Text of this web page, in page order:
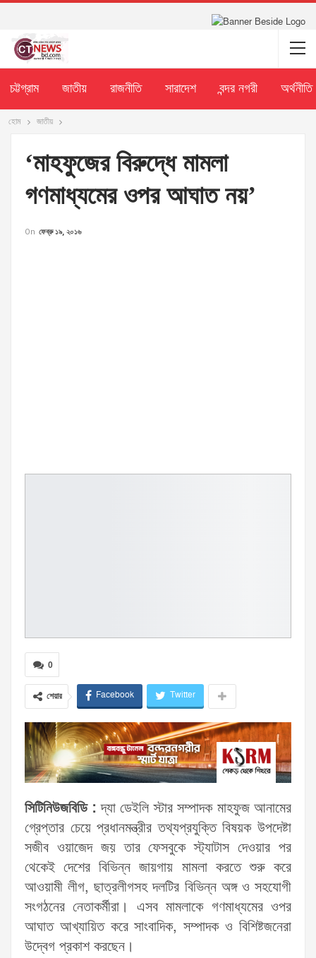
চট্টগ্রাম জাতীয় রাজনীতি সারাদেশ বন্দর নগরী অর্থনীতি
হোম জাতীয়
‘মাহফুজের বিরুদ্ধে মামলা
গণমাধ্যমের ওপর আঘাত নয়’
On ফেব্রু ১৯, ২০১৬
0
শেয়ার Facebook Twitter
সিটিনিউজবিডি : দ্যা ডেইলি স্টার সম্পাদক মাহফুজ আনামের
গ্রেপ্তার চেয়ে প্রধানমন্ত্রীর তথ্যপ্রযুক্তি বিষয়ক উপদেষ্টা
সজীব ওয়াজেদ জয় তার ফেসবুকে স্ট্যাটাস দেওয়ার পর
থেকেই দেশের বিভিন্ন জায়গায় মামলা করতে শুরু করে
আওয়ামী লীগ, ছাত্রলীগসহ দলটির বিভিন্ন অঙ্গ ও সহযোগী
সংগঠনের নেতাকর্মীরা। এসব মামলাকে গণমাধ্যমের ওপর
আঘাত আখ্যায়িত করে সাংবাদিক, সম্পাদক ও বিশিষ্টজনেরা
উদ্বেগ প্রকাশ করছেন।